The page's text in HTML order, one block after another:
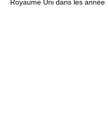
Royaume Uni dans les